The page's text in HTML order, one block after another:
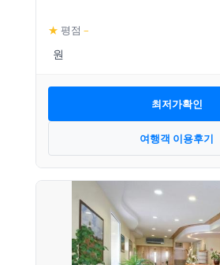
★ 평점 –
최저가확인
여행객 이용후기